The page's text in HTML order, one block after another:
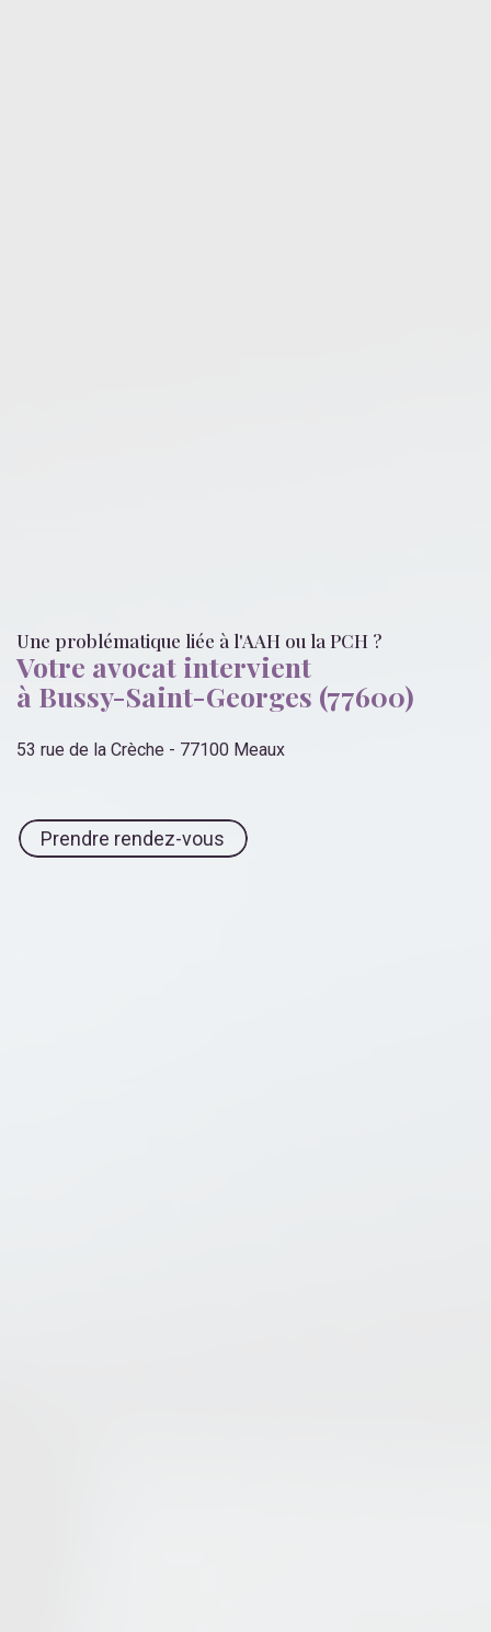
Une problématique liée à l'AAH ou la PCH ?
Votre avocat intervient
à Bussy-Saint-Georges (77600)
53 rue de la Crèche - 77100 Meaux
Prendre rendez-vous